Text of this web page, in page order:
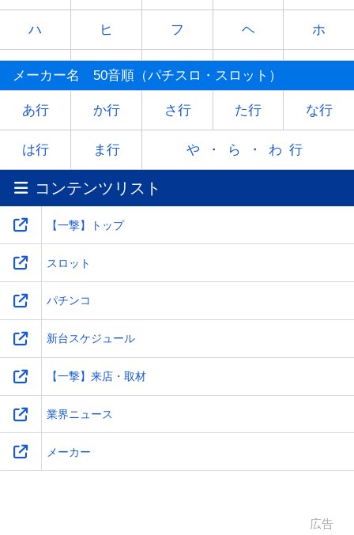
ハ ヒ フ ヘ ホ
マ ミ ム メ
ヤ - ユ - ヨ
ラ リ レ
ワ -
メーカー名 50音順（パチスロ・スロット）
あ行 か行 さ行 た行 な行
は行 ま行 や・ら・わ行
コンテンツリスト
【一撃】トップ
スロット
パチンコ
新台スケジュール
【一撃】来店・取材
業界ニュース
メーカー
広告